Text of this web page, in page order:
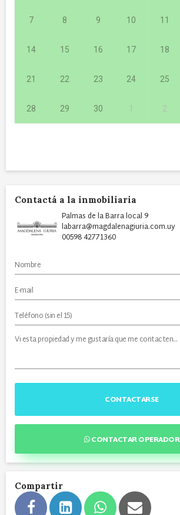
7 8 9 10 11
14 15 16 17 18
21 22 23 24 25
28 29 30 1 2
Contactá a la inmobiliaria
Palmas de la Barra local 9
labarra@magdalenagiuria.com.uy
00598 42771360
CONTACTARSE
CONTACTAR OPERADOR
Compartir